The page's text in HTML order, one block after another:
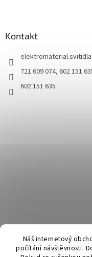
Náš internetový
počítání návštěvnosti.
Kontakt
elektromaterial.svitidla
721 609 074, 602 151
602 151 635